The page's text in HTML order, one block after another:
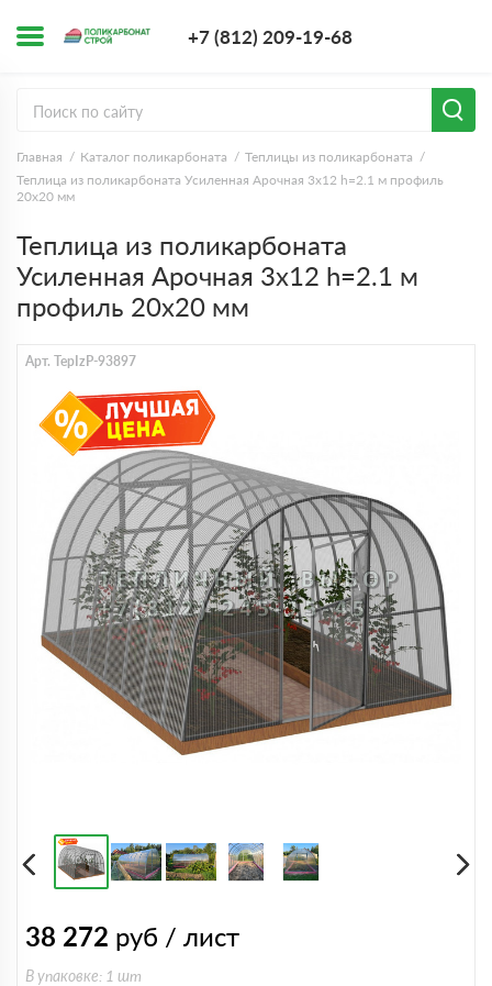
+7 (812) 209-19-68
Главная Каталог поликарбоната
Теплицы из поликарбоната
Теплица из поликарбоната Усиленная Арочная 3х12 h=2.1 м профиль
20х20 мм
Теплица из поликарбоната
Усиленная Арочная 3х12 h=2.1 м
профиль 20х20 мм
Арт. TepIzP-93897
38 272 руб / лист
В упаковке: 1 шт